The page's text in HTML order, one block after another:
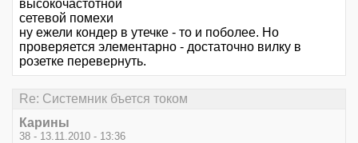
высокочастотной
сетевой помехи
ну ежели кондер в утечке - то и поболее. Но
проверяется элементарно - достаточно вилку в
розетке перевернуть.
Re: Системник бъется током
Карины
38 - 13.11.2010 - 13:36